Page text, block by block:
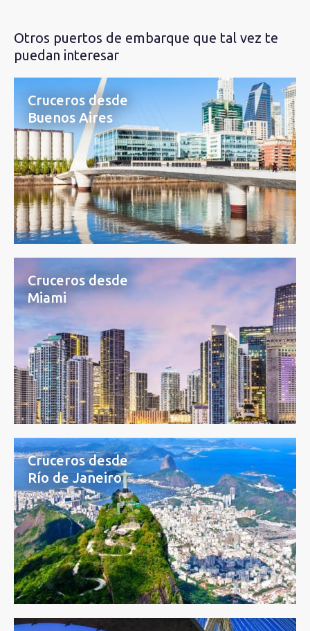
Otros puertos de embarque que tal vez te
puedan interesar
Cruceros desde
Buenos Aires
Cruceros desde
Miami
Cruceros desde
Río de Janeiro